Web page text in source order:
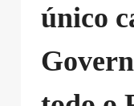
único